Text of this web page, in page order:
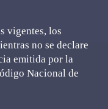
vigentes, los
no se declare
emitida por la
Nacional de